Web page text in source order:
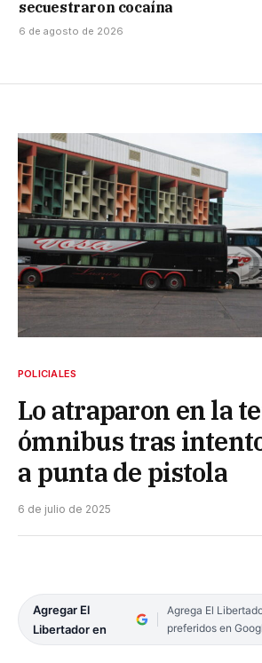
secuestraron cocaína
6 de agosto de 2026
POLICIALES
Lo atraparon en la
ómnibus tras
a punta de pistola
6 de julio de 2025
Agregar El
Libertador en
Agrega El
preferidos en